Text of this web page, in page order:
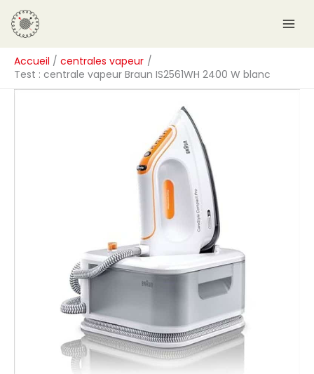
Aller
au
contenu
Accueil
centrales vapeur
Test : centrale vapeur Braun IS2561WH 2400 W blanc
R
e
c
h
e